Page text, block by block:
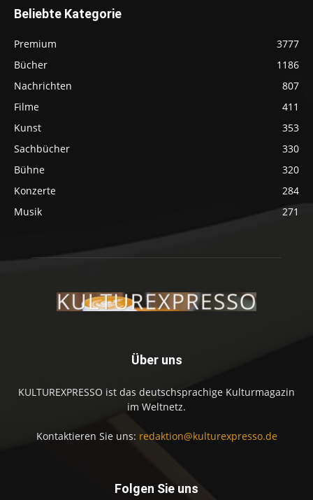
Beliebte Kategorie
Premium
3777
Bücher
1186
Nachrichten
807
Filme
411
Kunst
353
Sachbücher
330
Bühne
320
Konzerte
284
Musik
271
Über uns
KULTUREXPRESSO ist das deutschsprachige Kulturmagazin
im Weltnetz.
Kontaktieren Sie uns: redaktion@kulturexpresso.de
Folgen Sie uns